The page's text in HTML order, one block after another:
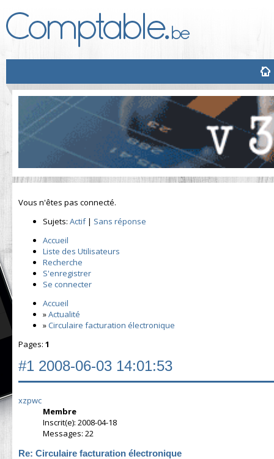
Vous n'êtes pas connecté.
Sujets: Actif| Sans réponse
Accueil
Liste des Utilisateurs
Recherche
S'enregistrer
Se connecter
Accueil
»Actualité
»Circulaire facturation électronique
Pages: 1
#1 2008-06-03 14:01:53
xzpwc
Membre
Inscrit(e): 2008-04-18
Messages: 22
Re: Circulaire facturation électronique